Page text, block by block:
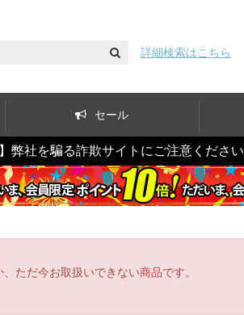
詳細検索はこちら
セール
】弊社を騙る詐欺サイトにご注意ください
ただ今お取扱いできない商品です。